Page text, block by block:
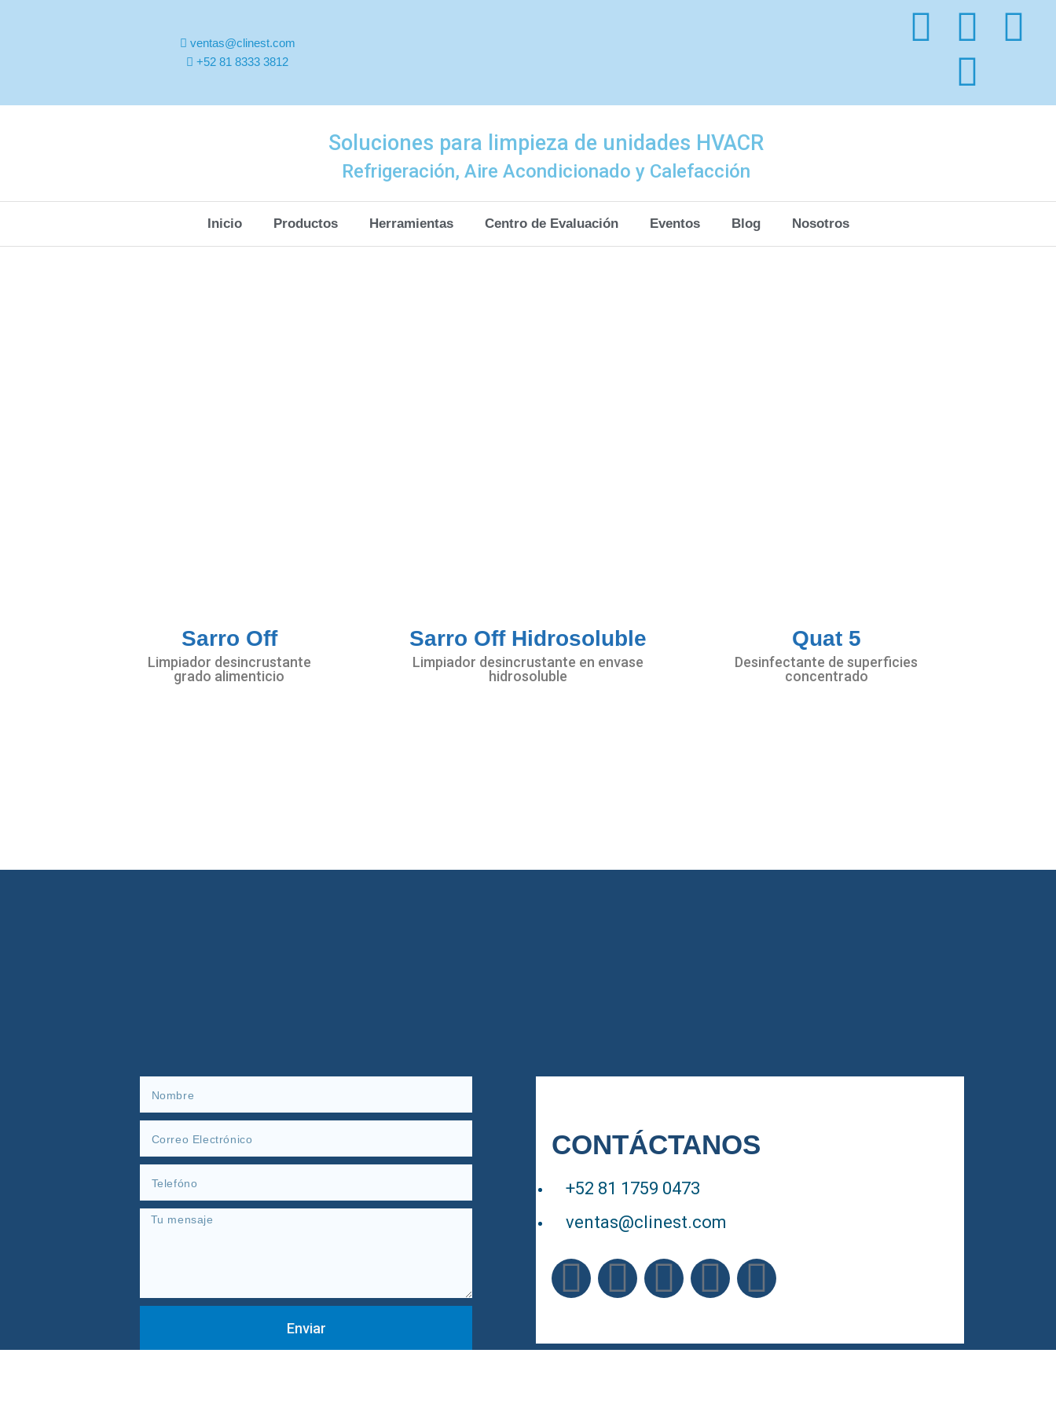
ventas@clinest.com
+52 81 8333 3812
Soluciones para limpieza de unidades HVACR
Refrigeración, Aire Acondicionado y Calefacción
Inicio Productos Herramientas Centro de Evaluación Eventos Blog Nosotros
Sarro Off
Limpiador desincrustante
grado alimenticio
Sarro Off Hidrosoluble
Limpiador desincrustante en envase
hidrosoluble
Quat 5
Desinfectante de superficies
concentrado
Enviar
CONTÁCTANOS
+52 81 1759 0473
ventas@clinest.com